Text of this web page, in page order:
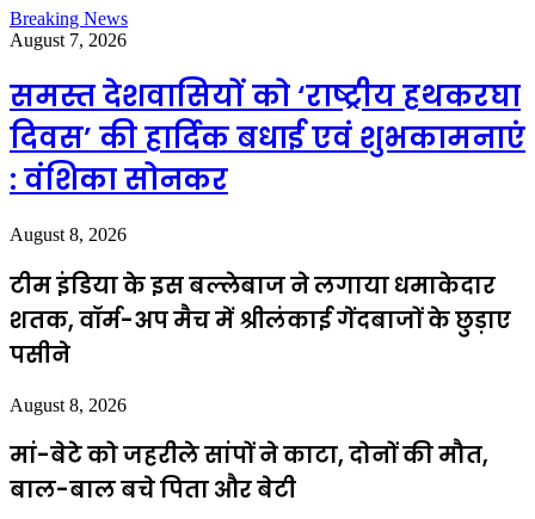
Breaking News
August 7, 2026
समस्त देशवासियों को ‘राष्ट्रीय हथकरघा
दिवस’ की हार्दिक बधाई एवं शुभकामनाएं
: वंशिका सोनकर
August 8, 2026
टीम इंडिया के इस बल्लेबाज ने लगाया धमाकेदार
शतक, वॉर्म-अप मैच में श्रीलंकाई गेंदबाजों के छुड़ाए
पसीने
August 8, 2026
मां-बेटे को जहरीले सांपों ने काटा, दोनों की मौत,
बाल-बाल बचे पिता और बेटी